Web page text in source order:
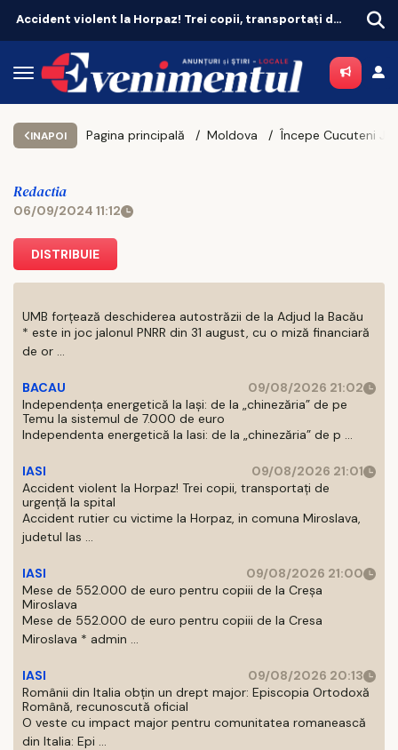
Accident violent la Horpaz! Trei copii, transportați de urgență la spital
INAPOI Pagina principală Moldova
Redactia
06/09/2024 11:12
DISTRIBUIE
UMB forțează deschiderea autostrăzii de la Adjud la Bacău
* este in joc jalonul PNRR din 31 august, cu o miză financiară
de or ...
BACAU
09/08/2026 21:02
Independența energetică la Iași: de la „chinezăria” de pe
Temu la sistemul de 7.000 de euro
Independenta energetică la Iasi: de la „chinezăria” de p ...
IASI
09/08/2026 21:01
Accident violent la Horpaz! Trei copii, transportați de
urgență la spital
Accident rutier cu victime la Horpaz, in comuna Miroslava,
judetul Ias ...
IASI
09/08/2026 21:00
Mese de 552.000 de euro pentru copiii de la Creșa
Miroslava
Mese de 552.000 de euro pentru copiii de la Cresa
Miroslava * admin ...
IASI
09/08/2026 20:13
Românii din Italia obțin un drept major: Episcopia Ortodoxă
Română, recunoscută oficial
O veste cu impact major pentru comunitatea romanească
din Italia: Epi ...